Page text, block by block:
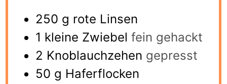
250 g rote Linsen
1 kleine Zwiebel fein gehackt
2 Knoblauchzehen gepresst
50 g Haferflocken